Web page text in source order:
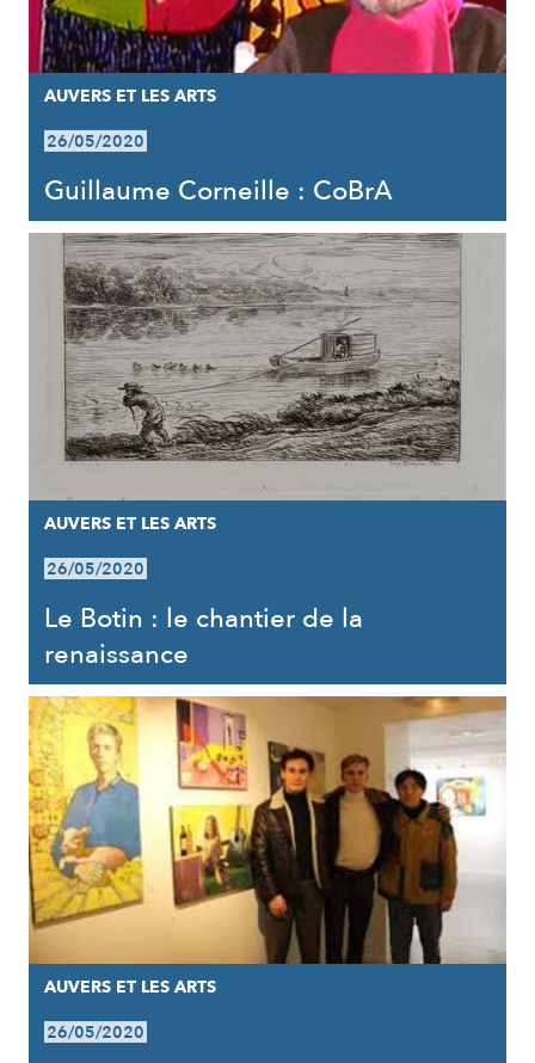
AUVERS ET LES ARTS
26/05/2020
Guillaume Corneille : CoBrA
AUVERS ET LES ARTS
26/05/2020
Le Botin : le chantier de la
renaissance
AUVERS ET LES ARTS
26/05/2020